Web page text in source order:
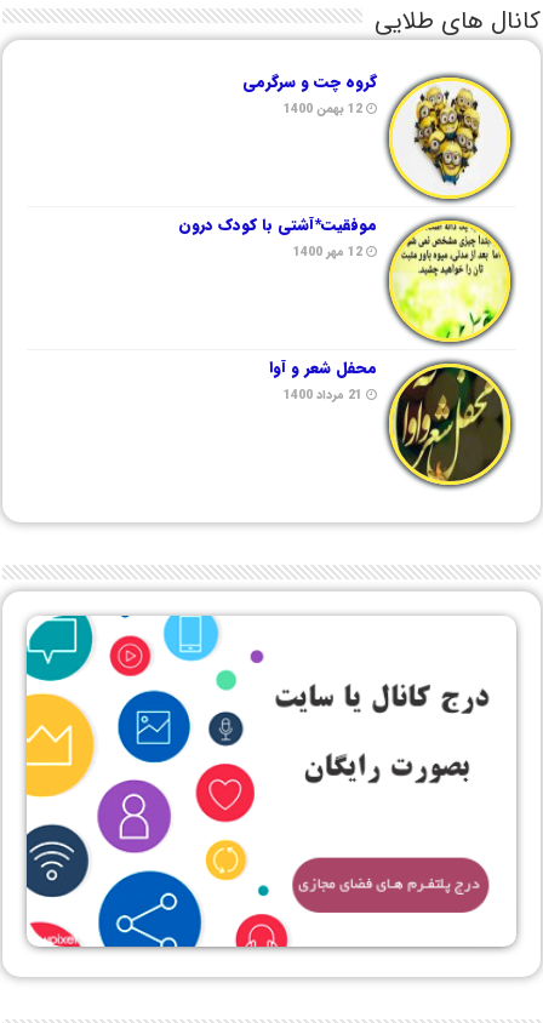
کانال های طلایی
گروه چت و سرگرمی
12 بهمن 1400
موفقیت*آشتی با کودک درون
12 مهر 1400
محفل شعر و آوا
21 مرداد 1400